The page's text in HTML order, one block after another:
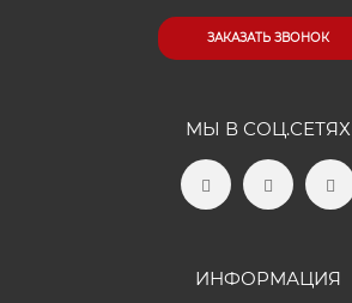
ЗАКАЗАТЬ ЗВОНОК
МЫ В СОЦ.СЕТЯХ
ИНФОРМАЦИЯ